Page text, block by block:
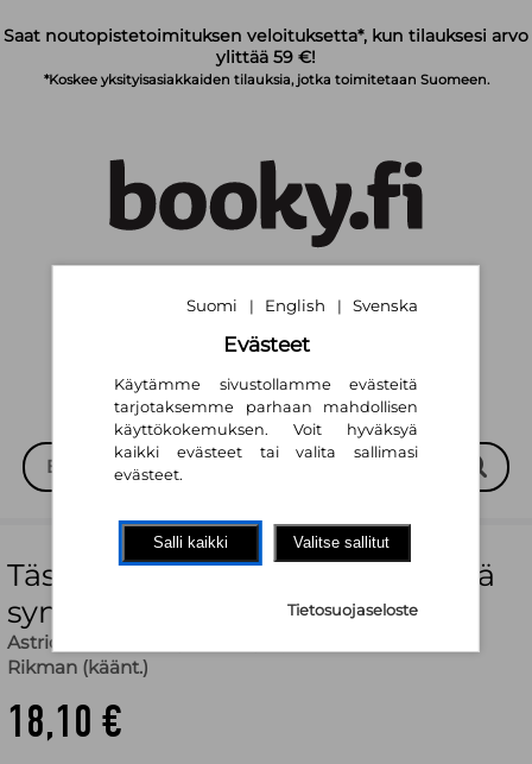
Saat noutopistetoimituksen veloituksetta*, kun tilauksesi arvo
ylittää 59 €!
*Koskee yksityisasiakkaiden tilauksia, jotka toimitetaan Suomeen.
Tässäpä Peppi Pitkätossu: Hyvää
syntymäpäivää, Peppi!
Astrid Lindgren
Rikman (käänt.)
18,10 €
Suomi | English | Svenska
Evästeet
Käytämme sivustollamme evästeitä
tarjotaksemme parhaan mahdollisen
käyttökokemuksen. Voit hyväksyä
kaikki evästeet tai valita sallimasi
evästeet.
Salli kaikki Valitse sallitut
Tietosuojaseloste